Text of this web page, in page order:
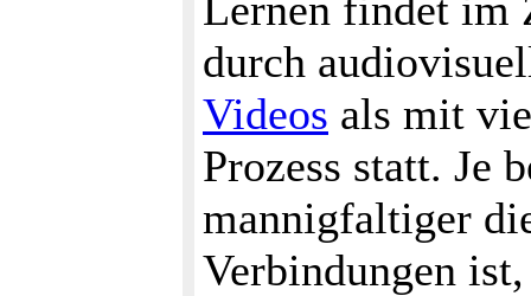
durch
Videos als mit
Prozess statt. Je
mannigfaltiger
Verbindungen